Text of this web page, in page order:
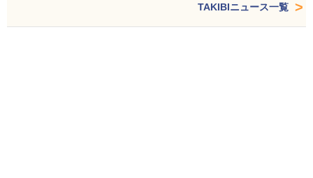
TAKIBIニュース一覧